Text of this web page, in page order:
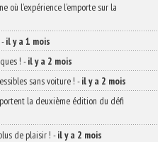
où l’expérience l’emporte sur la
-il y a 1 mois
! -il y a 2 mois
sans voiture ! -il y a 2 mois
la deuxième édition du défi
de plaisir ! -il y a 2 mois